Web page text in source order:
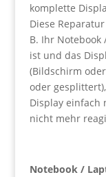
komplette
Diese
B. Ihr
ist und das
(Bildschirm
oder
Display
nicht mehr
Notebook /